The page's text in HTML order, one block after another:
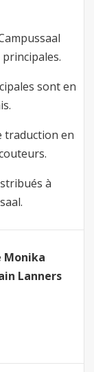
sont en
traduction en
à
Monika
Lanners